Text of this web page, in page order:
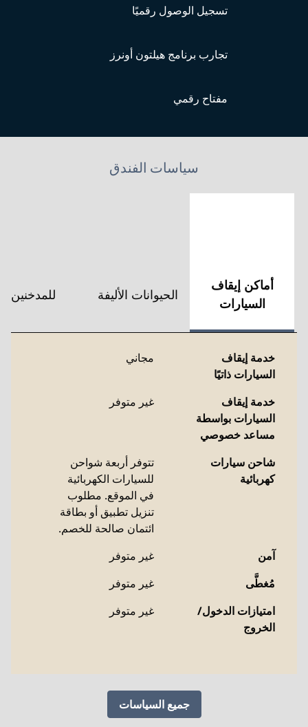
تسجيل الوصول رقميًا
تجارب برنامج هيلتون أونرز
مفتاح رقمي
سياسات الفندق
أماكن إيقاف
السيارات
الحيوانات الأليفة للمدخنين
خدمة إيقاف
السيارات ذاتيًا
مجاني
خدمة إيقاف
السيارات بواسطة
مساعد خصوصي
غير متوفر
شاحن سيارات
كهربائية
تتوفر أربعة شواحن
للسيارات الكهربائية
في الموقع. مطلوب
تنزيل تطبيق أو بطاقة
ائتمان صالحة للخصم.
آمن
غير متوفر
مُغطَّى
غير متوفر
امتيازات الدخول/
الخروج
غير متوفر
جميع السياسات